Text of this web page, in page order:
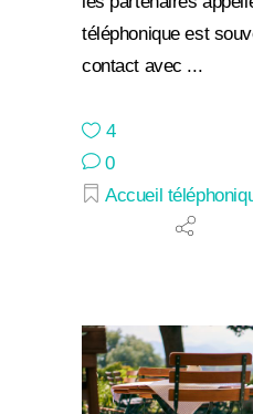
téléphonique est
contact avec
4
0
Accueil